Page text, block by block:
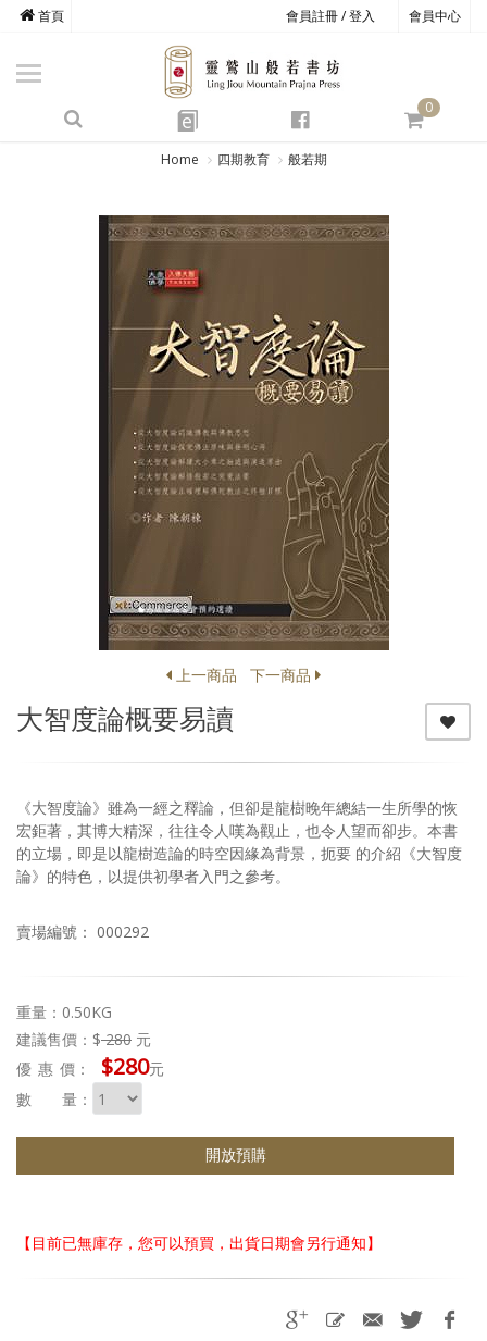
會員註冊 / 登入 會員中心
首頁
e
0
商品總覽
心道書庫
靈鷲叢書
Home 四期教育 般若期
上一商品 下一商品
大智度論概要易讀
《大智度論》雖為一經之釋論，但卻是龍樹晚年總結一生所學的恢
宏鉅著，其博大精深，往往令人嘆為觀止，也令人望而卻步。本書
的立場，即是以龍樹造論的時空因緣為背景，扼要 的介紹《大智度
論》的特色，以提供初學者入門之參考。
賣場編號： 000292
重量：0.50KG
建議售價：$280 元
優惠 價： $280元
數 量：
開放預購
【目前已無庫存，您可以預買，出貨日期會另行通知】